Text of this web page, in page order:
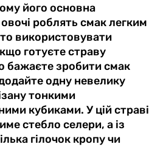
його основна
роблять смак легким
використовувати
готуєте страву
бажаєте зробити смак
одну невелику
тонкими
кубиками. У цій страві
стебло селери, а із
гілочок кропу чи